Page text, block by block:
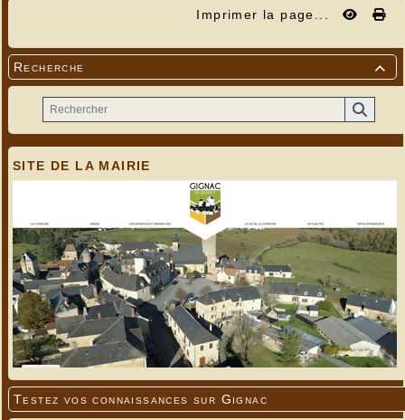
Imprimer la page...

Recherche
SITE DE LA MAIRIE
Testez vos connaissances sur Gignac